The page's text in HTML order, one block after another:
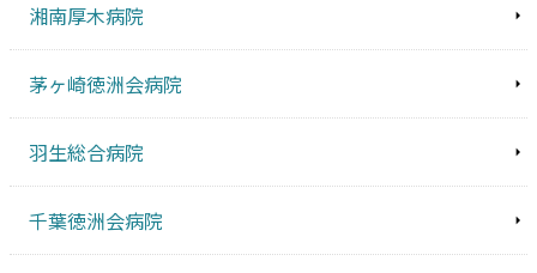
湘南厚木病院
茅ヶ崎徳洲会病院
羽生総合病院
千葉徳洲会病院